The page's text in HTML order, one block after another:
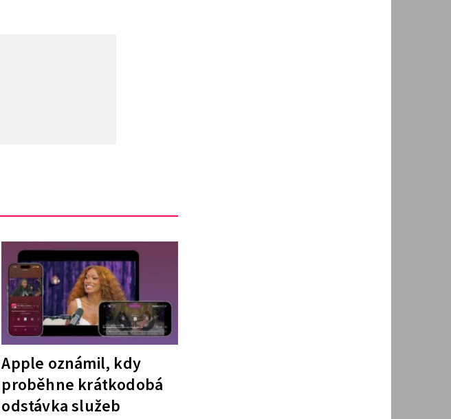
Apple oznámil, kdy
proběhne krátkodobá
odstávka služeb